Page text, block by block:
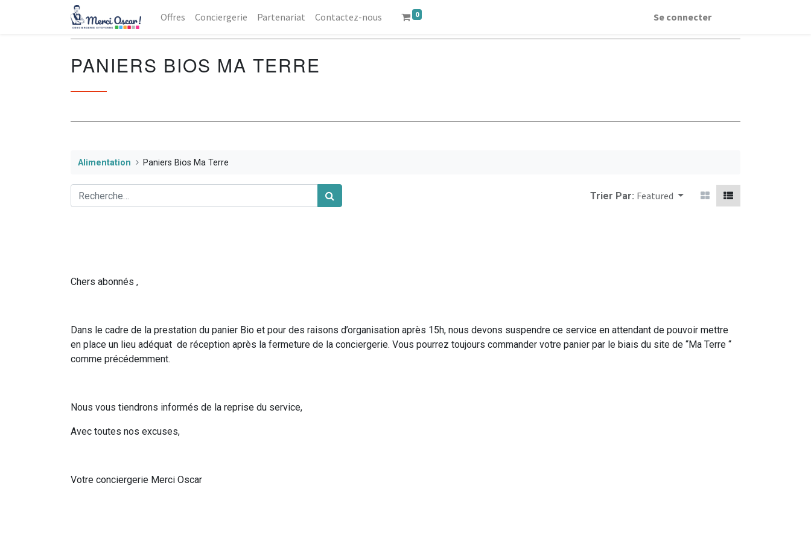
Offres Conciergerie Partenariat Contactez-nous 0 Se connecter
PANIERS BIOS MA TERRE
Alimentation Paniers Bios Ma Terre
Trier Par: Featured
Chers abonnés ,
Dans le cadre de la prestation du panier Bio et pour des raisons d’organisation après 15h, nous devons suspendre ce service en attendant de pouvoir mettre
en place un lieu adéquat de réception après la fermeture de la conciergerie. Vous pourrez toujours commander votre panier par le biais du site de “Ma Terre “
comme précédemment.
Nous vous tiendrons informés de la reprise du service,
Avec toutes nos excuses,
Votre conciergerie Merci Oscar